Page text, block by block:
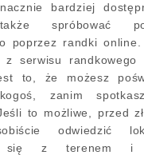
bardziej
spróbować
poprzez randki
z serwisu randkowego
to, że możesz
kogoś, zanim
to możliwe, przed
odwiedzić
się z terenem i